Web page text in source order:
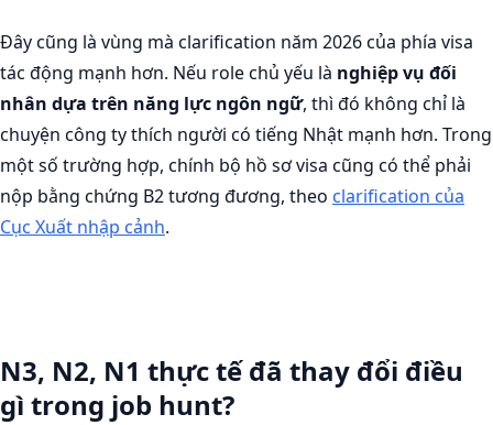
Đây cũng là vùng mà clarification năm 2026 của phía visa
tác động mạnh hơn. Nếu role chủ yếu là nghiệp vụ đối
nhân dựa trên năng lực ngôn ngữ, thì đó không chỉ là
chuyện công ty thích người có tiếng Nhật mạnh hơn. Trong
một số trường hợp, chính bộ hồ sơ visa cũng có thể phải
nộp bằng chứng B2 tương đương, theo clarification của
Cục Xuất nhập cảnh.
N3, N2, N1 thực tế đã thay đổi điều
gì trong job hunt?